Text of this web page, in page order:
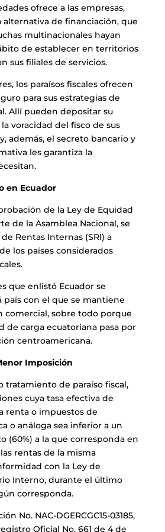
ofrece a las empresas,
alternativa de financiación, que
multinacionales hayan
de establecer en territorios
sus filiales de servicios.
los paraísos fiscales ofrecen
para sus estrategias de
Allí pueden depositar su
voracidad del fisco de sus
además, el secreto bancario y
les garantiza la
en Ecuador
de la Ley de Equidad
de la Asamblea Nacional, se
Rentas Internas (SRI) a
los países considerados
que enlistó Ecuador se
país con el que se mantiene
comercial, sobre todo porque
de carga ecuatoriana pasa por
centroamericana.
Imposición
tratamiento de paraíso fiscal,
cuya tasa efectiva de
renta o impuestos de
o análoga sea inferior a un
(60%) a la que corresponda en
rentas de la misma
con la Ley de
Interno, durante el último
corresponda.
No. NAC-DGERCGC15-03185,
Oficial No. 661 de 4 de